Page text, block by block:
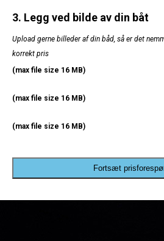
3. Legg ved bilde av din båt
Upload gerne billeder af din båd, så er det
korrekt pris
(max file size 16 MB)
(max file size 16 MB)
(max file size 16 MB)
Fortsæt